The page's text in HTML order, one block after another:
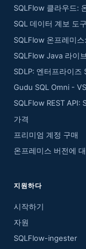
SQLFlow 클라우드:
SQL 데이터 계보 도구
SQLFlow 온프레미
SQLFlow Java 라이
SDLP: 엔터프라이즈
Gudu SQL Omni -
SQLFlow REST API:
가격
프리미엄 계정 구매
온프레미스 버전에
지원하다
시작하기
자원
SQLFlow-ingester